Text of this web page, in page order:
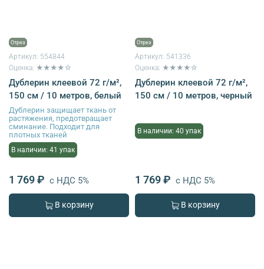
Отрез
Артикул: 554844
Оценка: ★★★★☆
Дублерин клеевой 72 г/м²,
150 см / 10 метров, белый
Дублерин защищает ткань от
растяжения, предотвращает
сминание. Подходит для
плотных тканей
В наличии: 41 упак
1 769 ₽ с НДС 5%
В корзину
Отрез
Артикул: 541336
Оценка: ★★★★☆
Дублерин клеевой 72 г/м²,
150 см / 10 метров, черный
В наличии: 40 упак
1 769 ₽ с НДС 5%
В корзину